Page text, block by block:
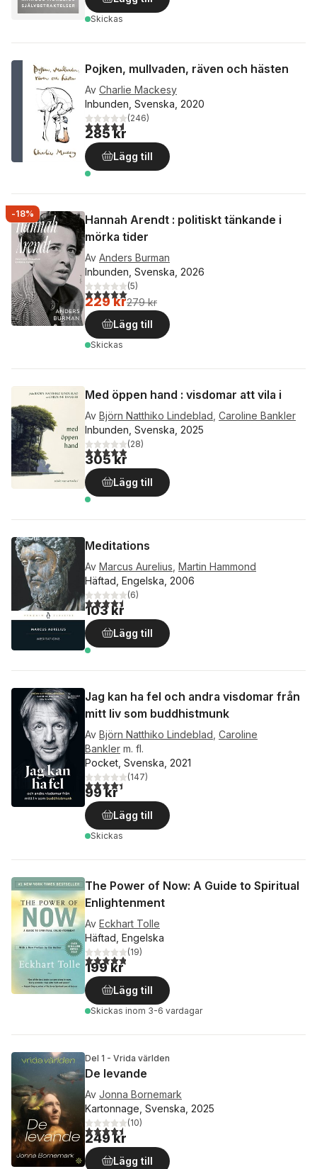
Skickas
Pojken, mullvaden, räven och hästen
Av Charlie Mackesy
Inbunden, Svenska, 2020
4,6utav 5 stjärnor. Totalt antal röster:
(246)
285 kr
Lägg till
-18%
Hannah Arendt : politiskt tänkande i
mörka tider
Av Anders Burman
Inbunden, Svenska, 2026
5,0utav 5 stjärnor. Totalt antal röster:
(5)
229 kr279 kr
Lägg till
Skickas
Med öppen hand : visdomar att vila i
Av Björn Natthiko Lindeblad Caroline Bankler
Inbunden, Svenska, 2025
4,9utav 5 stjärnor. Totalt antal röster:
(28)
305 kr
Lägg till
Meditations
Av Marcus Aurelius Martin Hammond
Häftad, Engelska, 2006
4,5utav 5 stjärnor. Totalt antal röster:
(6)
103 kr
Lägg till
Jag kan ha fel och andra visdomar från
mitt liv som buddhistmunk
Av Björn Natthiko Lindeblad Caroline
Bankler m. fl.
Pocket, Svenska, 2021
4,4utav 5 stjärnor. Totalt antal röster:
(147)
99 kr
Lägg till
Skickas
The Power of Now: A Guide to Spiritual
Enlightenment
Av Eckhart Tolle
Häftad, Engelska
4,8utav 5 stjärnor. Totalt antal röster:
(19)
199 kr
Lägg till
Skickas inom 3-6 vardagar
Del 1 - Vrida världen
De levande
Av Jonna Bornemark
Kartonnage, Svenska, 2025
4,5utav 5 stjärnor. Totalt antal röster:
(10)
249 kr
Lägg till